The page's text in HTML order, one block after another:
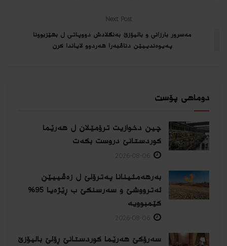
Next Post
مەسرور بارزانی و بالیۆزێ بەنگلادش دووپاتی ل بهێزبوونا
پەیوەندییێن دناڤبەرا هەردوو لایاندا كرن
دوماهی پۆست
چین دخوازیت ترۆمێلان ل هەرێما
كوردستانێ دروست بكەت
بەرهەمئینانا په‌ترۆلێ ل زه‌ڤییێن
ئەترووشێ و سەرسنكێ ب ڕێژەیا 95%
كێمبوویە
سەرۆکێ هەرێما کوردستانێ ڕۆلێ بالیۆزێ